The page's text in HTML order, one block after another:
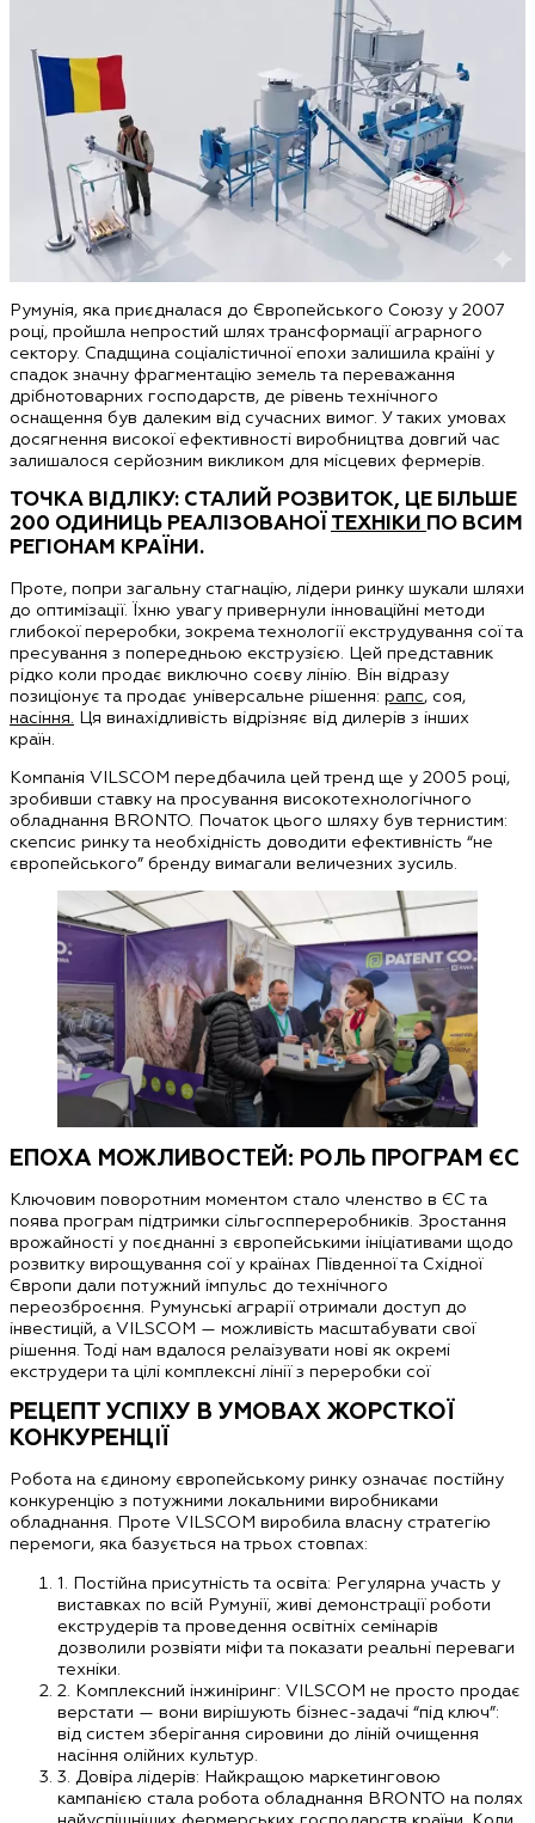
Румунія, яка приєдналася до Європейського Союзу у 2007
році, пройшла непростий шлях трансформації аграрного
сектору. Спадщина соціалістичної епохи залишила країні у
спадок значну фрагментацію земель та переважання
дрібнотоварних господарств, де рівень технічного
оснащення був далеким від сучасних вимог. У таких умовах
досягнення високої ефективності виробництва довгий час
залишалося серйозним викликом для місцевих фермерів.
ТОЧКА ВІДЛІКУ: СТАЛИЙ РОЗВИТОК, ЦЕ БІЛЬШЕ
200 ОДИНИЦЬ РЕАЛІЗОВАНОЇ ТЕХНІКИ ПО ВСИМ
РЕГІОНАМ КРАЇНИ.
Проте, попри загальну стагнацію, лідери ринку шукали шляхи
до оптимізації. Їхню увагу привернули інноваційні методи
глибокої переробки, зокрема технології екструдування сої та
пресування з попередньою екструзією. Цей представник
рідко коли продає виключно соєву лінію. Він відразу
позиціонує та продає універсальне рішення: рапс, соя,
насіння. Ця винахідливість відрізняє від дилерів з інших
країн.
Компанія VILSCOM передбачила цей тренд ще у 2005 році,
зробивши ставку на просування високотехнологічного
обладнання BRONTO . Початок цього шляху був тернистим:
скепсис ринку та необхідність доводити ефективність “не
європейського” бренду вимагали величезних зусиль.
ЕПОХА МОЖЛИВОСТЕЙ: РОЛЬ ПРОГРАМ ЄС
Ключовим поворотним моментом стало членство в ЄС та
поява програм підтримки сільгосппереробників. Зростання
врожайності у поєднанні з європейськими ініціативами щодо
розвитку вирощування сої у країнах Південної та Східної
Європи дали потужний імпульс до технічного
переозброєння. Румунські аграрії отримали доступ до
інвестицій, а VILSCOM — можливість масштабувати свої
рішення. Тоді нам вдалося релаізувати нові як окремі
екструдери та цілі комплексні лінії з переробки сої
РЕЦЕПТ УСПІХУ В УМОВАХ ЖОРСТКОЇ
КОНКУРЕНЦІЇ
Робота на єдиному європейському ринку означає постійну
конкуренцію з потужними локальними виробниками
обладнання. Проте VILSCOM виробила власну стратегію
перемоги, яка базується на трьох стовпах:
1. Постійна присутність та освіта: Регулярна участь у
виставках по всій Румунії, живі демонстрації роботи
екструдерів та проведення освітніх семінарів
дозволили розвіяти міфи та показати реальні переваги
техніки.
2. Комплексний інжиніринг: VILSCOM не просто продає
верстати — вони вирішують бізнес-задачі “під ключ”:
від систем зберігання сировини до ліній очищення
насіння олійних культур.
3.
Довіра лідерів: Найкращою маркетинговою
кампанією стала робота обладнання BRONTO на полях
найуспішніших фермерських господарств країни. Коли